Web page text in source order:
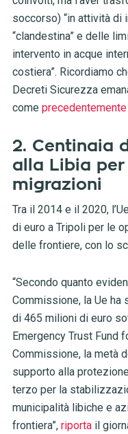
soccorso) “in attività di
“clandestina” e delle
intervento in acque
costiera”. Ricordiamo
Decreti Sicurezza
come
2. Centinaia
alla Libia
migrazioni
Tra il 2014 e il 2020,
di euro a Tripoli per le
delle frontiere, con lo
“Secondo quanto
Commissione, la Ue ha
di 465 milioni di euro
Emergency Trust Fund
Commissione, la metà
supporto alla
terzo per la
municipalità libiche e
frontiera”, riportail